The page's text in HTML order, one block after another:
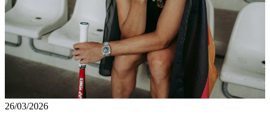
26/03/2026